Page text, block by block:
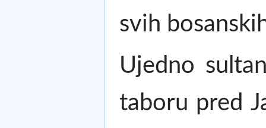
svih
Ujedno
taboru pred